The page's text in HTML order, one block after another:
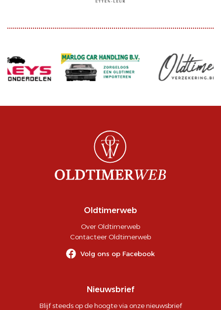
Oldtimerweb
Over Oldtimerweb
Contacteer Oldtimerweb
Volg ons op Facebook
Nieuwsbrief
Blijf steeds op de hoogte via onze nieuwsbrief